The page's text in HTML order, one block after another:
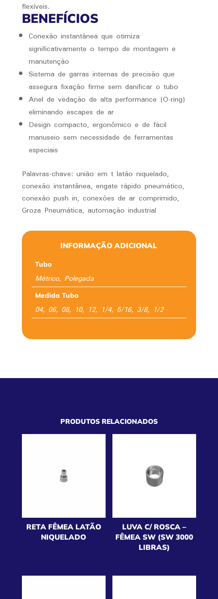
flexíveis.
BENEFÍCIOS
Conexão instantânea que otimiza
significativamente o tempo de montagem e
manutenção
Sistema de garras internas de precisão que
assegura fixação firme sem danificar o tubo
Anel de vedação de alta performance (O-ring)
eliminando escapes de ar
Design compacto, ergonômico e de fácil
manuseio sem necessidade de ferramentas
especiais
Palavras-chave: união em t latão niquelado,
conexão instantânea, engate rápido pneumático,
conexão push in, conexões de ar comprimido,
Groza Pneumática, automação industrial
INFORMAÇÃO ADICIONAL
Tubo
Métrico, Polegada
Medida Tubo
04, 06, 08, 10, 12, 1/4, 5/16, 3/8, 1/2
PRODUTOS RELACIONADOS
RETA FÊMEA LATÃO
NIQUELADO
LUVA C/ ROSCA –
FÊMEA SW (SW 3000
LIBRAS)